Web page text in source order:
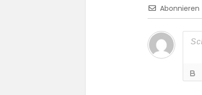
Abonnieren